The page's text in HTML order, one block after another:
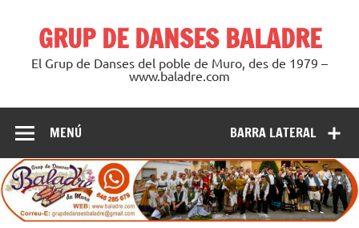
contenidoGRUP DE DANSES BALADRE
El Grup de Danses del poble de Muro, des de 1979 –
www.baladre.com
BARRA LATERAL
MENÚ